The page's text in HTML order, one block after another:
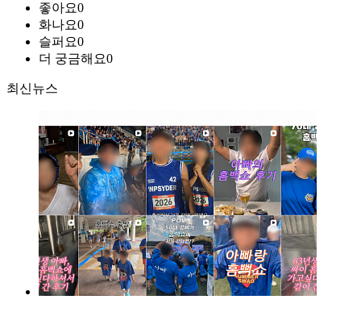
좋아요0
화나요0
슬퍼요0
더 궁금해요0
최신뉴스